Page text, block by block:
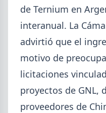
de Ternium en
interanual. La
advirtió que el
motivo de
licitaciones
proyectos de GNL,
proveedores de